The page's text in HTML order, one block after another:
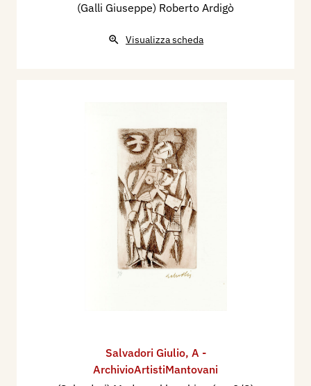
(Galli Giuseppe) Roberto Ardigò
Visualizza scheda
Salvadori Giulio, A -
ArchivioArtistiMantovani